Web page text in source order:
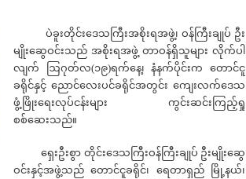
ပဲခူးတိုင်းဒေသကြီးအစိုးရအဖွဲ့၊ ဝန်ကြီးချုပ် ဦး
မျိုးဆွေဝင်းသည် အစိုးရအဖွဲ့ တာဝန်ရှိသူများ လိုက်ပါ
လျက် ဩဂုတ်လ(၁၉)ရက်နေ့၊ နံနက်ပိုင်းက တောင်ငူ
ခရိုင်နှင့် ညောင်လေးပင်ခရိုင်အတွင်း ကျေးလက်ဒေသ
ဖွံ့ဖြိုးရေးလုပ်ငန်းများ ကွင်းဆင်းကြည့်ရှု
စစ်ဆေးသည်။
ရှေးဦးစွာ တိုင်းဒေသကြီးဝန်ကြီးချုပ် ဦးမျိုးဆွေ
ဝင်းနှင့်အဖွဲ့သည် တောင်ငူခရိုင်၊ ရေတာရှည် မြို့နယ်၊